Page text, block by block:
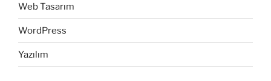
Web Tasarım
WordPress
Yazılım